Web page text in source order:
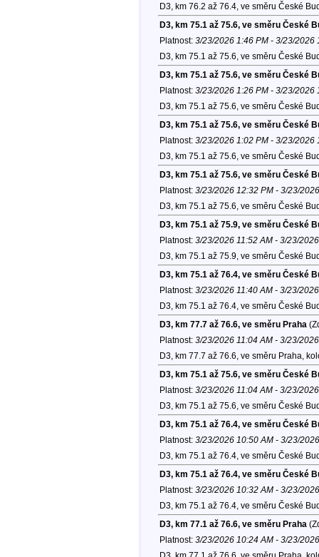
D3, km 76.2 až 76.4, ve směru České
D3, km 75.1 až 75.6, ve směru České
Platnost: 3/23/2026 1:46 PM - 3/23/2026
D3, km 75.1 až 75.6, ve směru České
D3, km 75.1 až 75.6, ve směru České
Platnost: 3/23/2026 1:26 PM - 3/23/2026
D3, km 75.1 až 75.6, ve směru České
D3, km 75.1 až 75.6, ve směru České
Platnost: 3/23/2026 1:02 PM - 3/23/2026
D3, km 75.1 až 75.6, ve směru České
D3, km 75.1 až 75.6, ve směru České
Platnost: 3/23/2026 12:32 PM - 3/23/
D3, km 75.1 až 75.6, ve směru České
D3, km 75.1 až 75.9, ve směru České
Platnost: 3/23/2026 11:52 AM - 3/23/
D3, km 75.1 až 75.9, ve směru České
D3, km 75.1 až 76.4, ve směru České
Platnost: 3/23/2026 11:40 AM - 3/23/
D3, km 75.1 až 76.4, ve směru České
D3, km 77.7 až 76.6, ve směru Praha
Platnost: 3/23/2026 11:04 AM - 3/23/
D3, km 77.7 až 76.6, ve směru Praha,
D3, km 75.1 až 75.6, ve směru České
Platnost: 3/23/2026 11:04 AM - 3/23/
D3, km 75.1 až 75.6, ve směru České
D3, km 75.1 až 76.4, ve směru České
Platnost: 3/23/2026 10:50 AM - 3/23/
D3, km 75.1 až 76.4, ve směru České
D3, km 75.1 až 76.4, ve směru České
Platnost: 3/23/2026 10:32 AM - 3/23/
D3, km 75.1 až 76.4, ve směru České
D3, km 77.1 až 76.6, ve směru Praha
Platnost: 3/23/2026 10:24 AM - 3/23/